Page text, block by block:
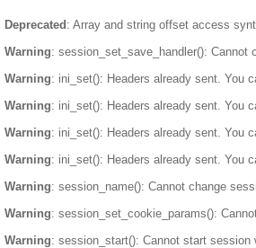
Deprecated : Array and string offset access
Warning: session_set_save_handler(): Cannot
Warning: ini_set(): Headers already sent. You
Warning: ini_set(): Headers already sent. You
Warning: ini_set(): Headers already sent. You
Warning: ini_set(): Headers already sent. You
Warning: session_name(): Cannot change
Warning: session_set_cookie_params():
Warning: session_start(): Cannot start session